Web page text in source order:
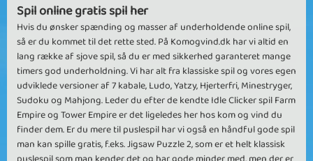
Spil online gratis spil her
Hvis du ønsker spænding og masser af underholdende online spil,
så er du kommet til det rette sted. På Komogvind.dk har vi altid en
lang række af sjove spil, så du er med sikkerhed garanteret mange
timers god underholdning. Vi har alt fra klassiske spil og vores egen
udviklede versioner af 7 kabale, Ludo, Yatzy, Hjerterfri, Minestryger,
Sudoku og Mahjong. Leder du efter de kendte Idle Clicker spil Farm
Empire og Tower Empire er det ligeledes her hos kom og vind du
finder dem. Er du mere til puslespil har vi også en håndful gode spil
man kan spille gratis, f.eks. Jigsaw Puzzle 2, som er et helt klassisk